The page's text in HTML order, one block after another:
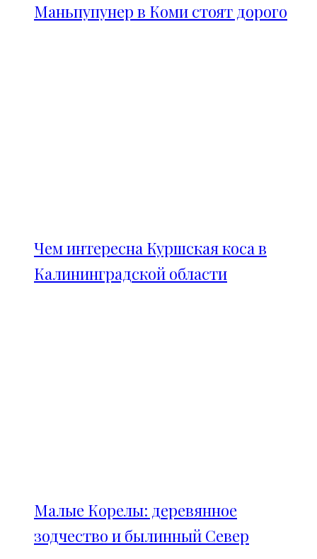
Маньпупунер в Коми стоят дорого
Чем интересна Куршская коса в
Калининградской области
Малые Корелы: деревянное
зодчество и былинный Север